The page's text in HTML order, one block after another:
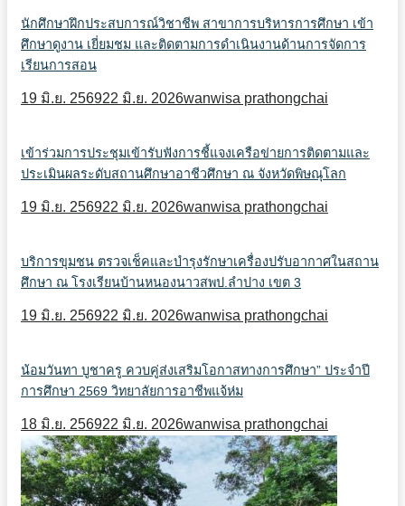
นักศึกษาฝึกประสบการณ์วิชาชีพ สาขาการบริหารการศึกษา เข้า
ศึกษาดูงาน เยี่ยมชม และติดตามการดำเนินงานด้านการจัดการ
เรียนการสอน
19 มิ.ย. 256922 มิ.ย. 2026wanwisa prathongchai
เข้าร่วมการประชุมเข้ารับฟังการชี้แจงเครือข่ายการติดตามและ
ประเมินผลระดับสถานศึกษาอาชีวศึกษา ณ จังหวัดพิษณุโลก
19 มิ.ย. 256922 มิ.ย. 2026wanwisa prathongchai
บริการขุมชน ตรวจเช็คและบำรุงรักษาเครื่องปรับอากาศในสถาน
ศึกษา ณ โรงเรียนบ้านหนองนาวสพป.ลำปาง เขต 3
19 มิ.ย. 256922 มิ.ย. 2026wanwisa prathongchai
น้อมวันทา บูชาครู ควบคู่ส่งเสริมโอกาสทางการศึกษา” ประจำปี
การศึกษา 2569 วิทยาลัยการอาชีพแจ้ห่ม
18 มิ.ย. 256922 มิ.ย. 2026wanwisa prathongchai